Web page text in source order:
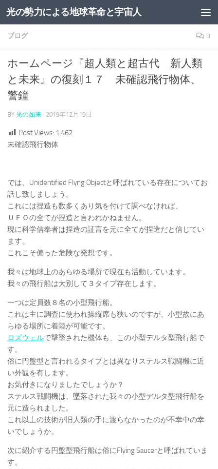
コンテンツへスキップ
光の勢力による地球革命と宇宙人
ブログ 3
ホームページ『超人類と超古代 新人類
と未来』の復刻１７ 未確認飛行物体、
警鐘
BY 光の如来 · 2019年12月19日
Post Views: 1,462
未確認飛行物体
では、Unidentified Flyng Objectと呼ばれている存在についてお
話し致しましょう。
これには捏造も数多くあり気を付けて調べなければ、
ＵＦＯの全てが捏造と言われかねません。
現に科学信奉者は捏造の証言を元に全てが捏造だと信じてい
ます。
これこそ偏った危険な発想です。
我々は地球上のあらゆる場所で現在も活動しています。
我々の飛行船は大別して３タイプ存在します。
一つは定員数８名の小型飛行船。
これは主に調査に使われ操縦席も狭いのですが、小型故にあ
らゆる場所に着陸が可能です。
ロズウェルで撃墜された機体も、この小型デルタ型飛行船で
す。
俗に円盤型と言われるタイプとは異なりステルス戦闘機に近
い外観を有します。
お気付きになりましたでしょうか？
ステルス戦闘機は、墜落された我々の小型デルタ型飛行船を
元に造られました。
これ以上の技術が旧人類の手に渡らなかったのが不幸中の幸
いでしょうか。
次に紹介する円盤型飛行船は俗にFlying Saucerと呼ばれていま
す。